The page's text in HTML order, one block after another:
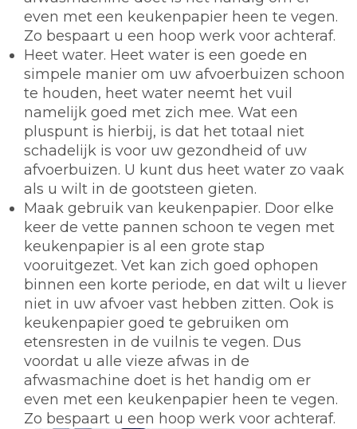
even met een keukenpapier heen te vegen.
Zo bespaart u een hoop werk voor achteraf.
Heet water. Heet water is een goede en
simpele manier om uw afvoerbuizen schoon
te houden, heet water neemt het vuil
namelijk goed met zich mee. Wat een
pluspunt is hierbij, is dat het totaal niet
schadelijk is voor uw gezondheid of uw
afvoerbuizen. U kunt dus heet water zo vaak
als u wilt in de gootsteen gieten.
Maak gebruik van keukenpapier. Door elke
keer de vette pannen schoon te vegen met
keukenpapier is al een grote stap
vooruitgezet. Vet kan zich goed ophopen
binnen een korte periode, en dat wilt u liever
niet in uw afvoer vast hebben zitten. Ook is
keukenpapier goed te gebruiken om
etensresten in de vuilnis te vegen. Dus
voordat u alle vieze afwas in de
afwasmachine doet is het handig om er
even met een keukenpapier heen te vegen.
Zo bespaart u een hoop werk voor achteraf.